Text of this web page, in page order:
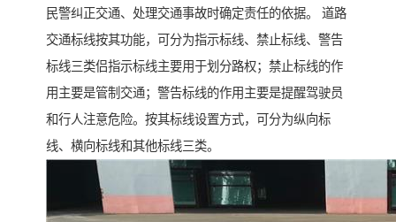
民警纠正交通、处理交通事故时确定责任的依据。 道路
交通标线按其功能，可分为指示标线、禁止标线、警告
标线三类侣指示标线主要用于划分路权；禁止标线的作
用主要是管制交通；警告标线的作用主要是提醒驾驶员
和行人注意危险。按其标线设置方式，可分为纵向标
线、横向标线和其他标线三类。